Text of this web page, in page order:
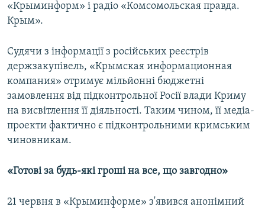
«Крыминформ» і радіо «Комсомольская правда.
Крым».
Судячи з інформації з російських реєстрів
держзакупівель, «Крымская информационная
компания» отримує мільйонні бюджетні
замовлення від підконтрольної Росії влади Криму
на висвітлення її діяльності. Таким чином, її медіа-
проекти фактично є підконтрольними кримським
чиновникам.
«Готові за будь-які гроші на все, що завгодно»
21 червня в «Крыминформе» з'явився анонімний